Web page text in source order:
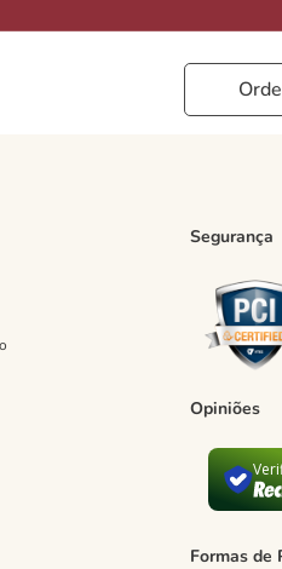
Segurança
Opiniões
Formas de